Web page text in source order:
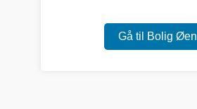
Gå til Bolig Øen